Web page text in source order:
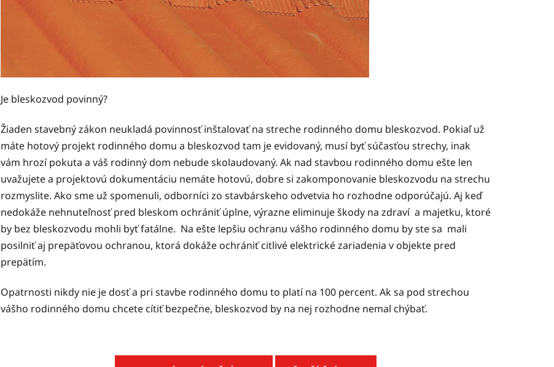
Je bleskozvod povinný?
Žiaden stavebný zákon neukladá povinnosť inštalovať na streche rodinného domu bleskozvod. Pokiaľ už
máte hotový projekt rodinného domu a bleskozvod tam je evidovaný, musí byť súčasťou strechy, inak
vám hrozí pokuta a váš rodinný dom nebude skolaudovaný. Ak nad stavbou rodinného domu ešte len
uvažujete a projektovú dokumentáciu nemáte hotovú, dobre si zakomponovanie bleskozvodu na strechu
rozmyslite. Ako sme už spomenuli, odborníci zo stavbárskeho odvetvia ho rozhodne odporúčajú. Aj keď
nedokáže nehnuteľnosť pred bleskom ochrániť úplne, výrazne eliminuje škody na zdraví a majetku, ktoré
by bez bleskozvodu mohli byť fatálne. Na ešte lepšiu ochranu vášho rodinného domu by ste sa mali
posilniť aj prepäťovou ochranou, ktorá dokáže ochrániť citlivé elektrické zariadenia v objekte pred
prepätím.
Opatrnosti nikdy nie je dosť a pri stavbe rodinného domu to platí na 100 percent. Ak sa pod strechou
vášho rodinného domu chcete cítiť bezpečne, bleskozvod by na nej rozhodne nemal chýbať.